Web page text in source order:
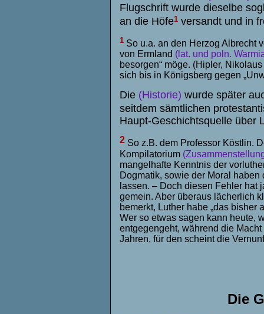
Flugschrift wurde dieselbe
an die Höfe1 versandt und in
1 So u.a. an den Herzog Albrecht
von Ermland (lat. und poln.
besorgen“ möge. (Hipler,
sich bis in Königsberg gegen
Die (Historie) wurde später
seitdem sämtlichen
Haupt-Geschichtsquelle über
2 So z.B. dem Professor Köstlin.
Kompilatorium
mangelhafte Kenntnis der
Dogmatik, sowie der Moral
lassen. – Doch diesen Fehler hat
gemein. Aber überaus lächerlich
bemerkt, Luther habe „das bisher
Wer so etwas sagen kann heute,
entgegengeht, während die
Jahren, für den scheint die
Die